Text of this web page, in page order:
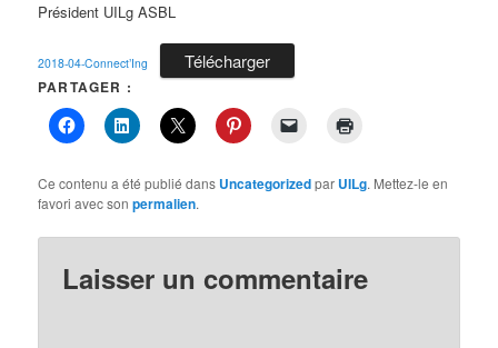
Président UILg ASBL
2018-04-Connect’Ing Télécharger
PARTAGER :
Ce contenu a été publié dans Uncategorizedpar UILg. Mettez-le en
favori avec sonpermalien.
Laisser un commentaire